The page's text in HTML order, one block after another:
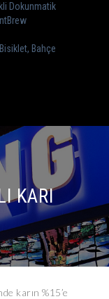
Dokunmatik
Bahçe
KARI
karın %15’e